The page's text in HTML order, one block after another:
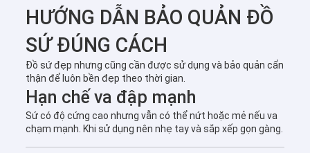
HƯỚNG DẪN BẢO QUẢN ĐỒ
SỨ ĐÚNG CÁCH
Đồ sứ đẹp nhưng cũng cần được sử dụng và bảo quản cẩn
thận để luôn bền đẹp theo thời gian.
Hạn chế va đập mạnh
Sứ có độ cứng cao nhưng vẫn có thể nứt hoặc mẻ nếu va
chạm mạnh. Khi sử dụng nên nhẹ tay và sắp xếp gọn gàng.